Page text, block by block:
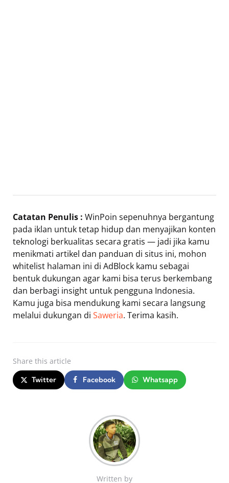
Catatan Penulis : WinPoin sepenuhnya bergantung
pada iklan untuk tetap hidup dan menyajikan konten
teknologi berkualitas secara gratis — jadi jika kamu
menikmati artikel dan panduan di situs ini, mohon
whitelist halaman ini di AdBlock kamu sebagai
bentuk dukungan agar kami bisa terus berkembang
dan berbagi insight untuk pengguna Indonesia.
Kamu juga bisa mendukung kami secara langsung
melalui dukungan di Saweria. Terima kasih.
Share this article
Twitter Facebook Whatsapp
Written by